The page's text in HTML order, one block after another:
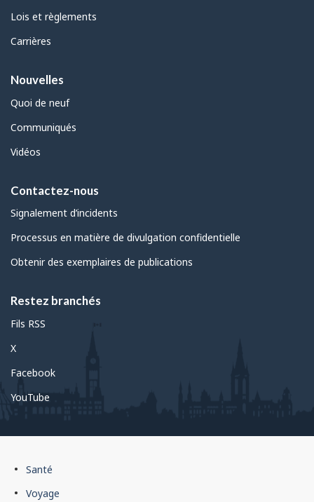
Lois et règlements
Carrières
Nouvelles
Quoi de neuf
Communiqués
Vidéos
Contactez-nous
Signalement d’incidents
Processus en matière de divulgation confidentielle
Obtenir des exemplaires de publications
Restez branchés
Fils RSS
X
Facebook
YouTube
Pied
de
Santé
Voyage